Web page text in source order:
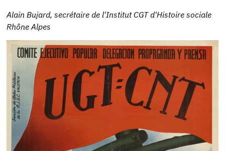
Alain Bujard, secrétaire de l'Institut CGT d'Histoire sociale
Rhône Alpes